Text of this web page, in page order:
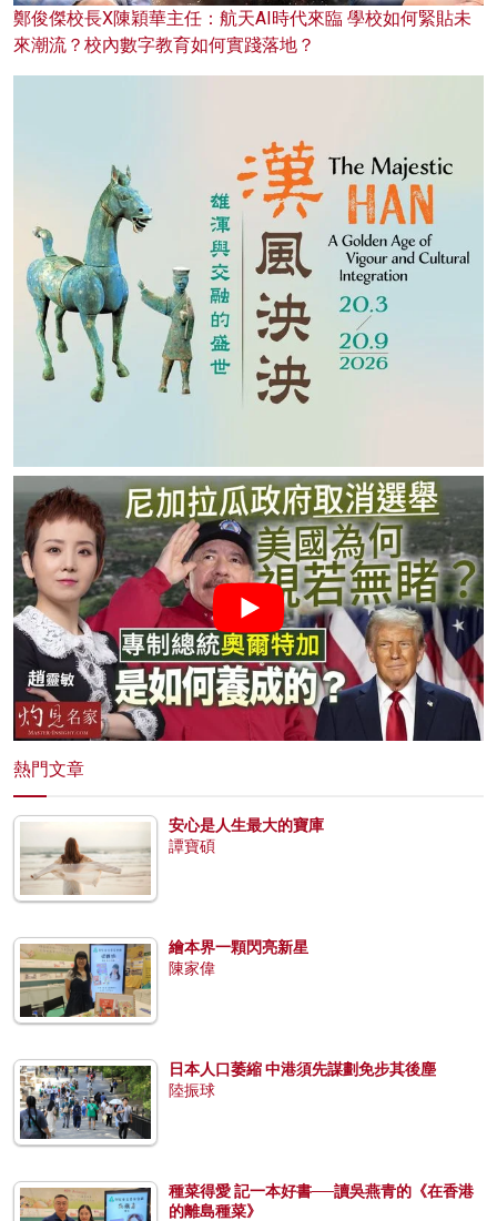
鄭俊傑校長X陳穎華主任：航天AI時代來臨 學校如何緊貼未
來潮流？校內數字教育如何實踐落地？
熱門文章
安心是人生最大的寶庫
譚寶碩
繪本界一顆閃亮新星
陳家偉
日本人口萎縮 中港須先謀劃免步其後塵
陸振球
種菜得愛 記一本好書──讀吳燕青的《在香港
的離島種菜》